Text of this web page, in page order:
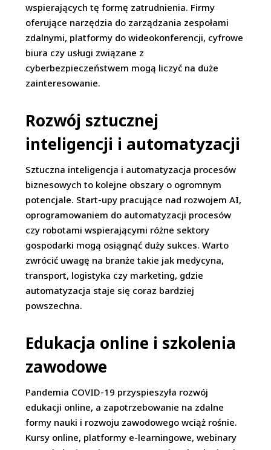
wspierających tę formę zatrudnienia. Firmy
oferujące narzędzia do zarządzania zespołami
zdalnymi, platformy do wideokonferencji, cyfrowe
biura czy usługi związane z
cyberbezpieczeństwem mogą liczyć na duże
zainteresowanie.
Rozwój sztucznej
inteligencji i automatyzacji
Sztuczna inteligencja i automatyzacja procesów
biznesowych to kolejne obszary o ogromnym
potencjale. Start-upy pracujące nad rozwojem AI,
oprogramowaniem do automatyzacji procesów
czy robotami wspierającymi różne sektory
gospodarki mogą osiągnąć duży sukces. Warto
zwrócić uwagę na branże takie jak medycyna,
transport, logistyka czy marketing, gdzie
automatyzacja staje się coraz bardziej
powszechna.
Edukacja online i szkolenia
zawodowe
Pandemia COVID-19 przyspieszyła rozwój
edukacji online, a zapotrzebowanie na zdalne
formy nauki i rozwoju zawodowego wciąż rośnie.
Kursy online, platformy e-learningowe, webinary